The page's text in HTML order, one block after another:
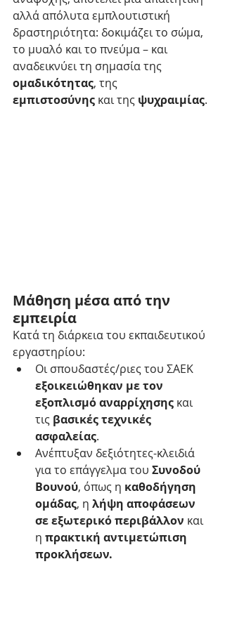
αλλά απόλυτα εμπλουτιστική
δραστηριότητα: δοκιμάζει το σώμα,
το μυαλό και το πνεύμα – και
αναδεικνύει τη σημασία της
ομαδικότητας, της
εμπιστοσύνης και της ψυχραιμίας.
Μάθηση μέσα από την
εμπειρία
Κατά τη διάρκεια του εκπαιδευτικού
εργαστηρίου:
Οι σπουδαστές/ριες του ΣΑΕΚ
εξοικειώθηκαν με τον
εξοπλισμό αναρρίχησης και
τις βασικές τεχνικές
ασφαλείας.
Ανέπτυξαν δεξιότητες-κλειδιά
για το επάγγελμα του Συνοδού
Βουνού, όπως η καθοδήγηση
ομάδας, η λήψη αποφάσεων
σε εξωτερικό περιβάλλον και
η πρακτική αντιμετώπιση
προκλήσεων.